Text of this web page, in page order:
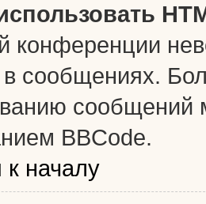
конференции
сообщениях.
сообщений
BBCode.
к началу